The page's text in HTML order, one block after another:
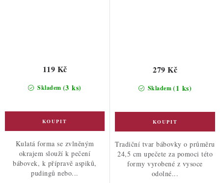
Skladem (3 ks)
119 Kč
Kulatá forma se zvlněným
okrajem slouží k pečení
bábovek, k přípravě aspiků,
pudingů nebo...
Skladem(1 ks)
279 Kč
Tradiční tvar bábovky o průměru
24,5 cm upečete za pomoci této
formy vyrobené z vysoce
odolné...